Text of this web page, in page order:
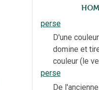
perse
D'une
domine et
couleur (le
perse
De